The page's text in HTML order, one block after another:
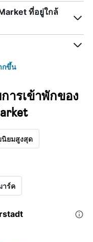
ที่อยู่ใกล้
กขึ้น
ารเข้าพักของ
นิยมสูงสุด
าร์ค